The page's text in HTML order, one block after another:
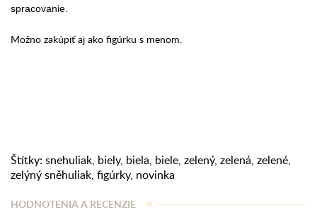
spracovanie.
Možno zakúpiť aj ako figúrku s menom.
Štítky: snehuliak, biely, biela, biele, zelený, zelená, zelené,
zelýný sněhuliak, figúrky, novinka
HODNOTENIA A RECENZIE